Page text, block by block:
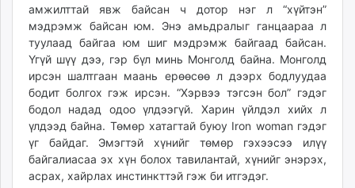
амжилттай явж байсан ч дотор нэг л “хүйтэн”
мэдрэмж байсан юм. Энэ амьдралыг ганцаараа л
туулаад байгаа юм шиг мэдрэмж байгаад байсан.
Үгүй шүү дээ, гэр бүл минь Монголд байна. Монголд
ирсэн шалтгаан маань ерөөсөө л дээрх бодлуудаа
бодит болгох гэж ирсэн. “Хэрвээ тэгсэн бол” гэдэг
бодол надад одоо үлдээгүй. Харин үйлдэл хийх л
үлдээд байна. Төмөр хатагтай буюу Iron woman гэдэг
үг байдаг. Эмэгтэй хүнийг төмөр гэхээсээ илүү
байгалиасаа эх хүн болох тавилантай, хүнийг энэрэх,
асрах, хайрлах инстинкттэй гэж би итгэдэг.